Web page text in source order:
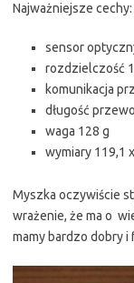
Najważniejsze cechy:
sensor
rozdzielczość
komunikacja
długość
waga 128 g
wymiary 119,1
Myszka oczywiście
wrażenie, że ma o
mamy bardzo dobry